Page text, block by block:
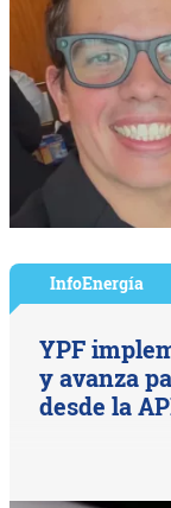
InfoEnergía
YPF
y avanza
desde la